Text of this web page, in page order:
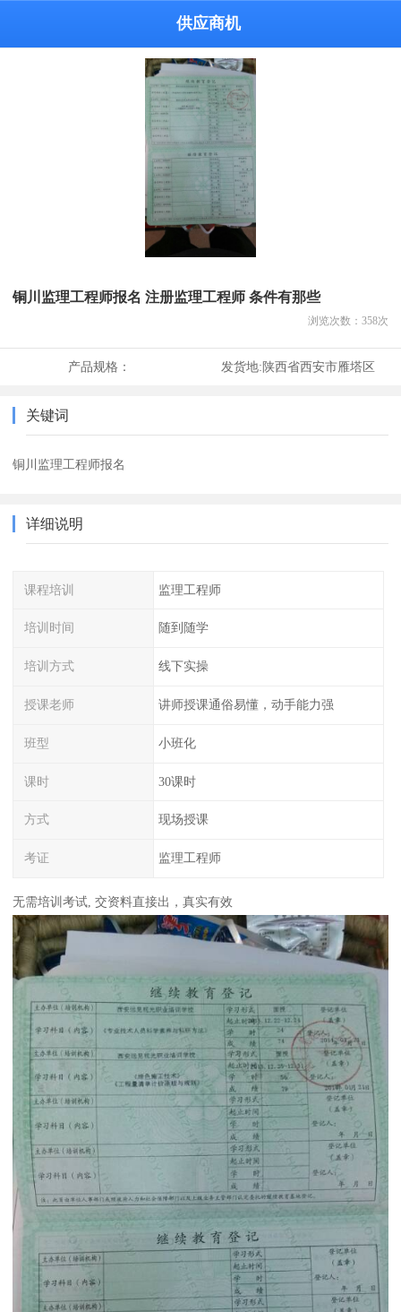
供应商机
铜川监理工程师报名 注册监理工程师 条件有那些
浏览次数： 358次
产品规格： 发货地:陕西省西安市雁塔区
关键词
铜川监理工程师报名
详细说明
课程培训 监理工程师
培训时间 随到随学
培训方式 线下实操
授课老师 讲师授课通俗易懂，动手能力强
班型 小班化
课时 30课时
方式 现场授课
考证 监理工程师
无需培训考试, 交资料直接出，真实有效